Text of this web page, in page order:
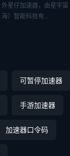
外星仔加速器，由星宇宙
海）智能科技有...
可暂停加速器
手游加速器
加速器口令码